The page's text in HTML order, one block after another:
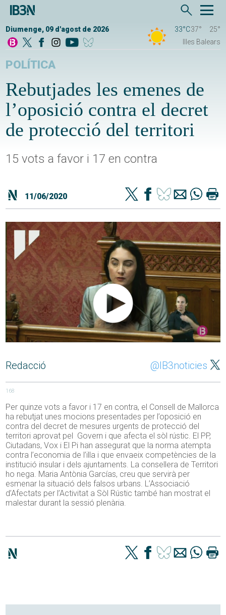
Diumenge, 09 d'agost de 2026 33°C37°
25°
Illes Balears
POLÍTICA
Rebutjades les emenes de
l’oposició contra el decret
de protecció del territori
15 vots a favor i 17 en contra
11/06/2020
Redacció @IB3noticies
168
Per quinze vots a favor i 17 en contra, el Consell de Mallorca
ha rebutjat unes mocions presentades per l’oposició en
contra del decret de mesures urgents de protecció del
territori aprovat pel Govern i que afecta el sòl rústic. El PP,
Ciutadans, Vox i El Pi han assegurat que la norma atempta
contra l’economia de l’illa i que envaeix competències de la
institució insular i dels ajuntaments. La consellera de Territori
ho nega. Maria Antònia Garcías, creu que servirà per
esmenar la situació dels falsos urbans. L’Associació
d’Afectats per l’Activitat a Sòl Rústic també han mostrat el
malestar durant la sessió plenària.